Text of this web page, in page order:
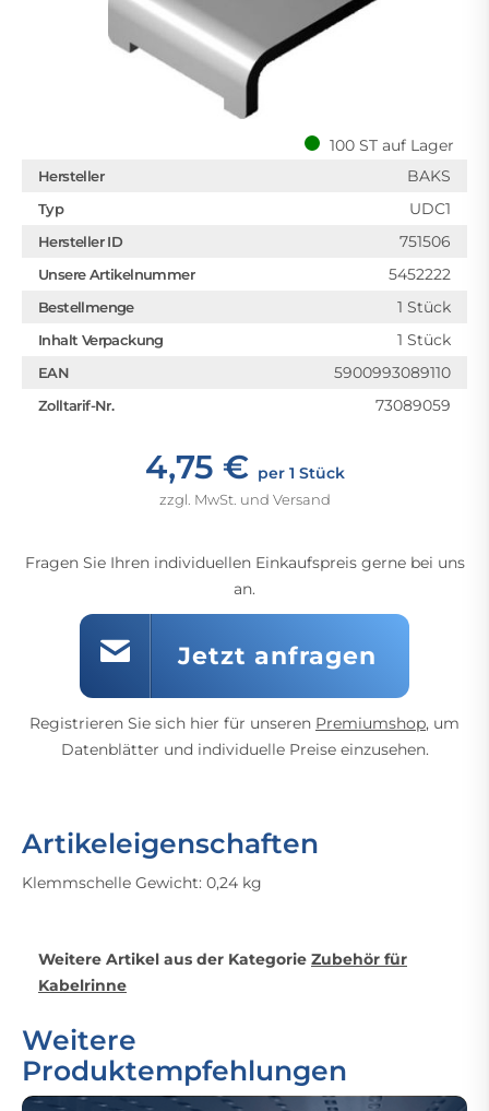
100 ST auf Lager
Hersteller BAKS
Typ UDC1
Hersteller ID 751506
Unsere Artikelnummer 5452222
Bestellmenge 1 Stück
Inhalt Verpackung 1 Stück
EAN 5900993089110
Zolltarif-Nr. 73089059
4,75 € per 1 Stück
zzgl. MwSt. und Versand
Fragen Sie Ihren individuellen Einkaufspreis gerne bei uns
an.
Jetzt anfragen
Registrieren Sie sich hier für unseren Premiumshop, um
Datenblätter und individuelle Preise einzusehen.
Artikeleigenschaften
Klemmschelle Gewicht: 0,24 kg
Weitere Artikel aus der Kategorie Zubehör für
Kabelrinne
Weitere
Produktempfehlungen